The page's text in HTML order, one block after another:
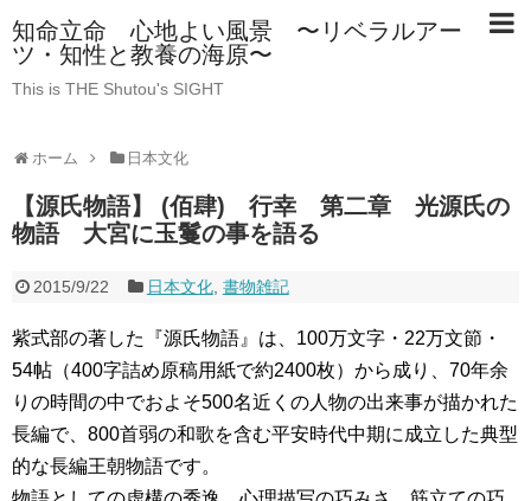
知命立命 心地よい風景 〜リベラルアー
ツ・知性と教養の海原〜
This is THE Shutou's SIGHT
ホーム 日本文化
【源氏物語】 (佰肆) 行幸 第二章 光源氏の
物語 大宮に玉鬘の事を語る
2015/9/22 日本文化, 書物雑記
紫式部の著した『源氏物語』は、100万文字・22万文節・
54帖（400字詰め原稿用紙で約2400枚）から成り、70年余
りの時間の中でおよそ500名近くの人物の出来事が描かれた
長編で、800首弱の和歌を含む平安時代中期に成立した典型
的な長編王朝物語です。